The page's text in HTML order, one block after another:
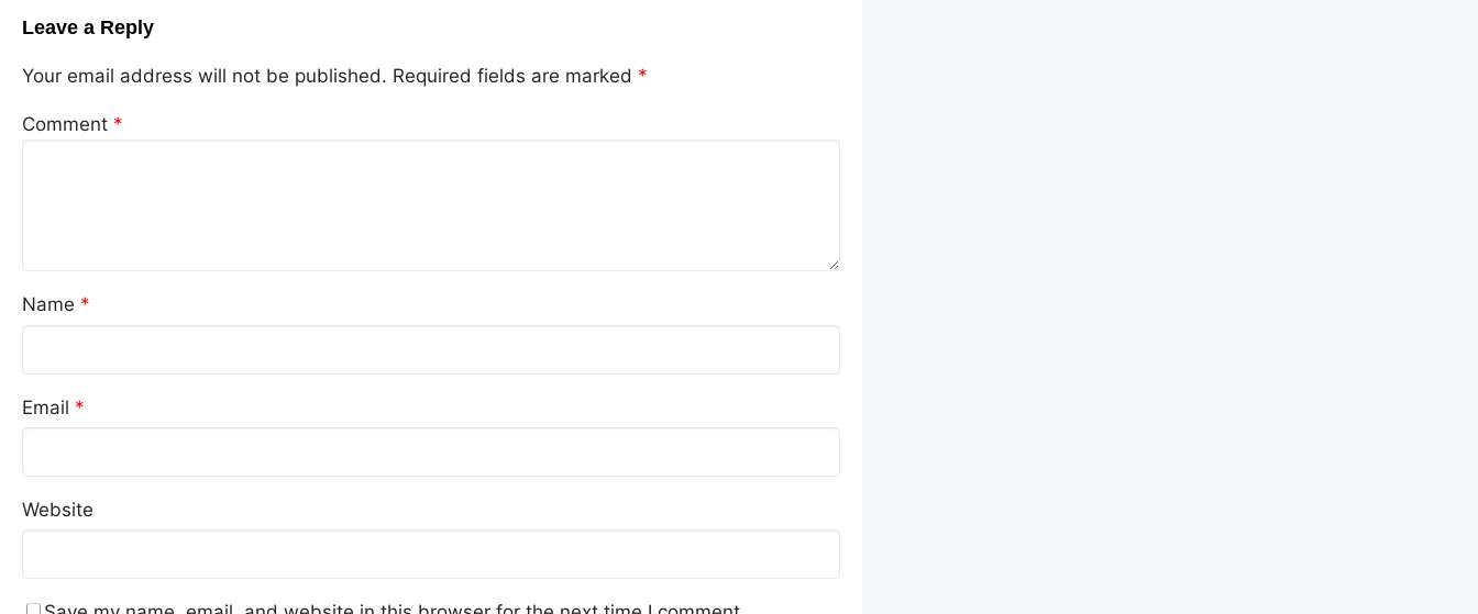
Leave a Reply
Your email address will not be published. Required fields are marked *
Comment *
Name *
Email *
Website